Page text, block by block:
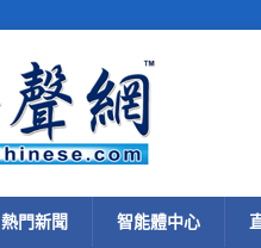
熱門新聞 智能體中心